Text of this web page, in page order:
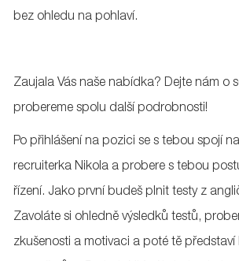
bez ohledu na pohlaví.
Zaujala Vás naše nabídka? Dejte nám o
probereme spolu další podrobnosti!
Po přihlášení na pozici se s tebou spojí
recruiterka Nikola a probere s tebou
řízení. Jako první budeš plnit testy z
Zavoláte si ohledně výsledků testů,
zkušenosti a motivaci a poté tě představí